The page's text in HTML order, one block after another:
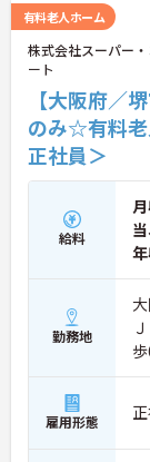
顔を引き出せる
◆「接客・接遇
イスター手当（
支援制度も完備
アップを目指せ
有料老人ホーム
株式会社スーパー
ート
【大阪府／
のみ☆有料
正社員＞
給料
勤務地
雇用形態